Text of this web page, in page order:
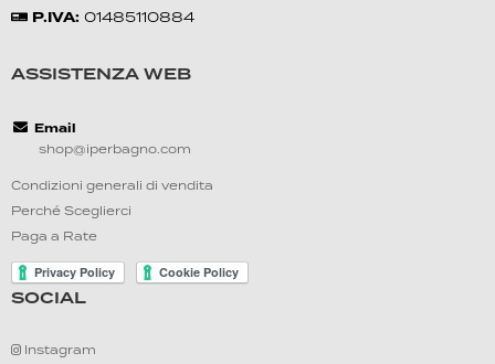
P.IVA: 01‍485110884
ASSISTENZA WEB
Email
shop@iperbagno.com
Condizioni generali di vendita
Perché Sceglierci
Paga a Rate
SOCIAL
Instagram